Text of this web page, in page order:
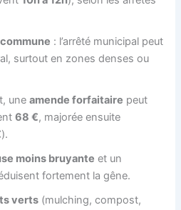
: l’arrêté municipal peut
surtout en zones denses ou
uneamende forfaitaire peut
68 €, majorée ensuite
).
moins bruyante et un
fortement la gêne.
verts (mulching, compost,